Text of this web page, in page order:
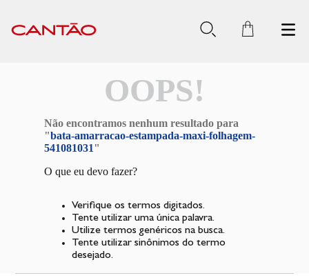
OOPS!
Não encontramos nenhum resultado para
"bata-amarracao-estampada-maxi-folhagem-
541081031 "
O que eu devo fazer?
Verifique os termos digitados.
Tente utilizar uma única palavra.
Utilize termos genéricos na busca.
Tente utilizar sinônimos do termo
desejado.